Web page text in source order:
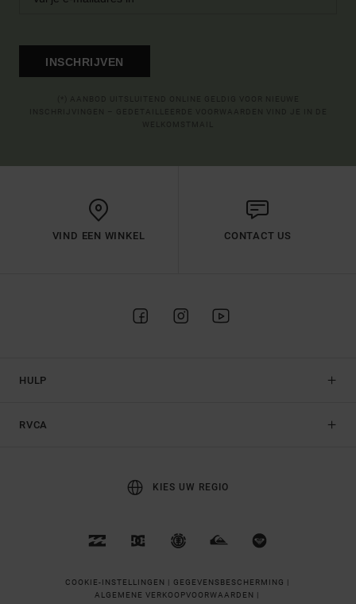
INSCHRIJVEN
VIND EEN WINKEL CONTACT US
HULP
RVCA
KIES UW REGIO
COOKIE-INSTELLINGEN | GEGEVENSBESCHERMING |
ALGEMENE VERKOOPVOORWAARDEN |